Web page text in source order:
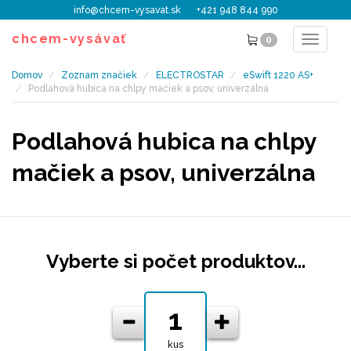
info@chcem-vysavat.sk +421 948 844 990
chcem-vysávať 0
Toggle
Domov Zoznam značiek ELECTROSTAR
eSwift 1220 AS+
Podlahová hubica na chlpy mačiek a psov, univerzálna
Podlahová hubica na chlpy
mačiek a psov, univerzálna
Vyberte si počet produktov...
kus